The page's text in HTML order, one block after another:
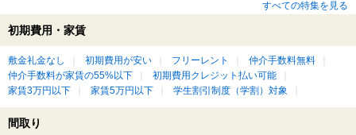
すべての特集を見る
初期費用・家賃
敷金礼金なし 初期費用が安い フリーレント
仲介手数料無料
仲介手数料が家賃の55%以下
初期費用クレジット払い可能
家賃3万円以下
家賃5万円以下 学生割引制度（学割）対象
間取り